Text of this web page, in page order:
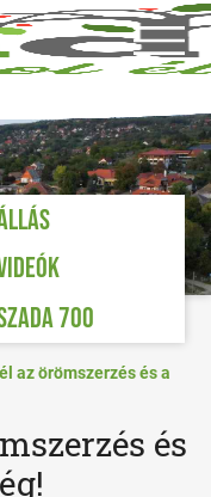
700
az örömszerzés és a
és